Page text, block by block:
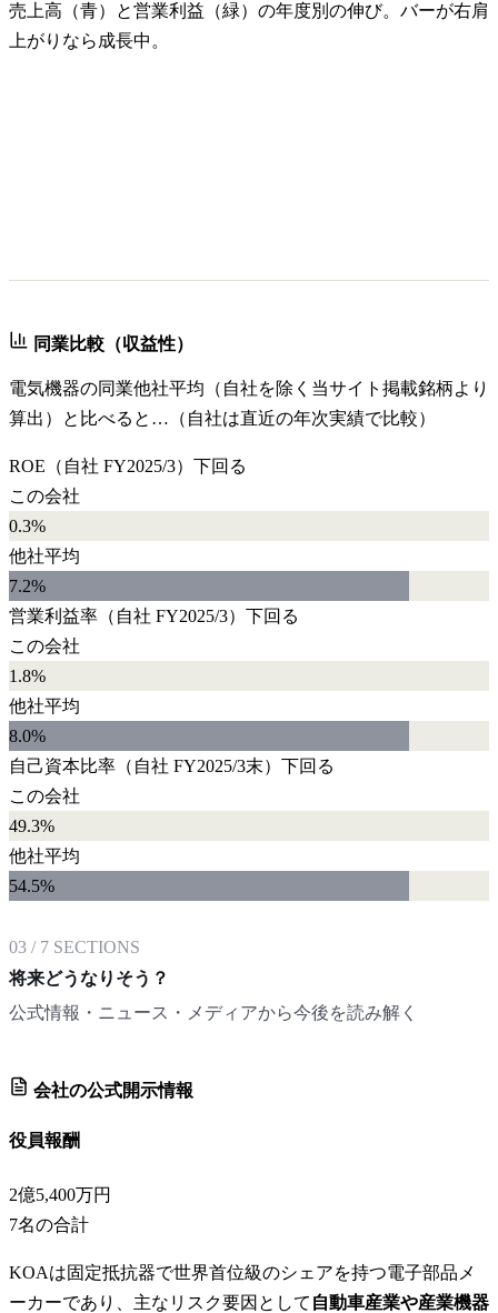
売上高（青）と営業利益（緑）の年度別の伸び。バーが右肩
上がりなら成長中。
同業比較（収益性）
電気機器の同業他社平均（自社を除く当サイト掲載銘柄より
算出）と比べると…（自社は直近の年次実績で比較）
ROE （自社 FY2025/3） 下回る
この会社
0.3%
他社平均
7.2%
営業利益率 （自社 FY2025/3） 下回る
この会社
1.8%
他社平均
8.0%
自己資本比率 （自社 FY2025/3末） 下回る
この会社
49.3%
他社平均
54.5%
03 / 7 SECTIONS
将来どうなりそう？
公式情報・ニュース・メディアから今後を読み解く
会社の公式開示情報
役員報酬
2億5,400万円
7名の合計
KOAは固定抵抗器で世界首位級のシェアを持つ電子部品メ
ーカーであり、主なリスク要因として 自動車産業や産業機器